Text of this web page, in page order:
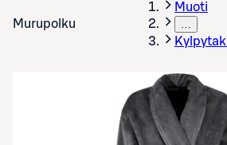
Murupolku
Muoti
…